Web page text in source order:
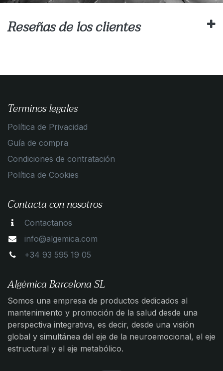
Reseñas de los clientes
Terminos legales
Política de Privacidad
Guía de compra
Condiciones de contratación
Política de Cookies
Contacta con nosotros
Contactanos
info@algemica.com
+34 93 595 19 05
Algèmica Barcelona SL
Somos una empresa de productos dedicados al
mantenimiento y promoción de la salud desde una
perspectiva integrativa, es decir, desde una visión
global y simultánea del eje de la neuroemocional, el eje
estructural y el eje metabólico.